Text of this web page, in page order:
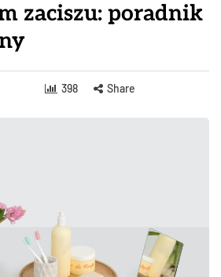
zaciszu: poradnik
398 Share